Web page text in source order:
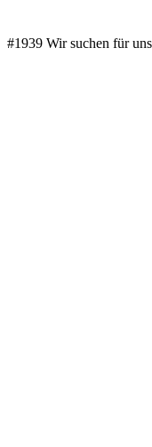
#1939 Wir suchen für